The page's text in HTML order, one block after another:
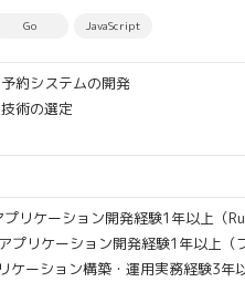
Go JavaScript
約システムの開発
術の選定
リケーション開発経験1年以上（
リケーション開発経験1年以上（
ケーション構築・運用実務経験3年